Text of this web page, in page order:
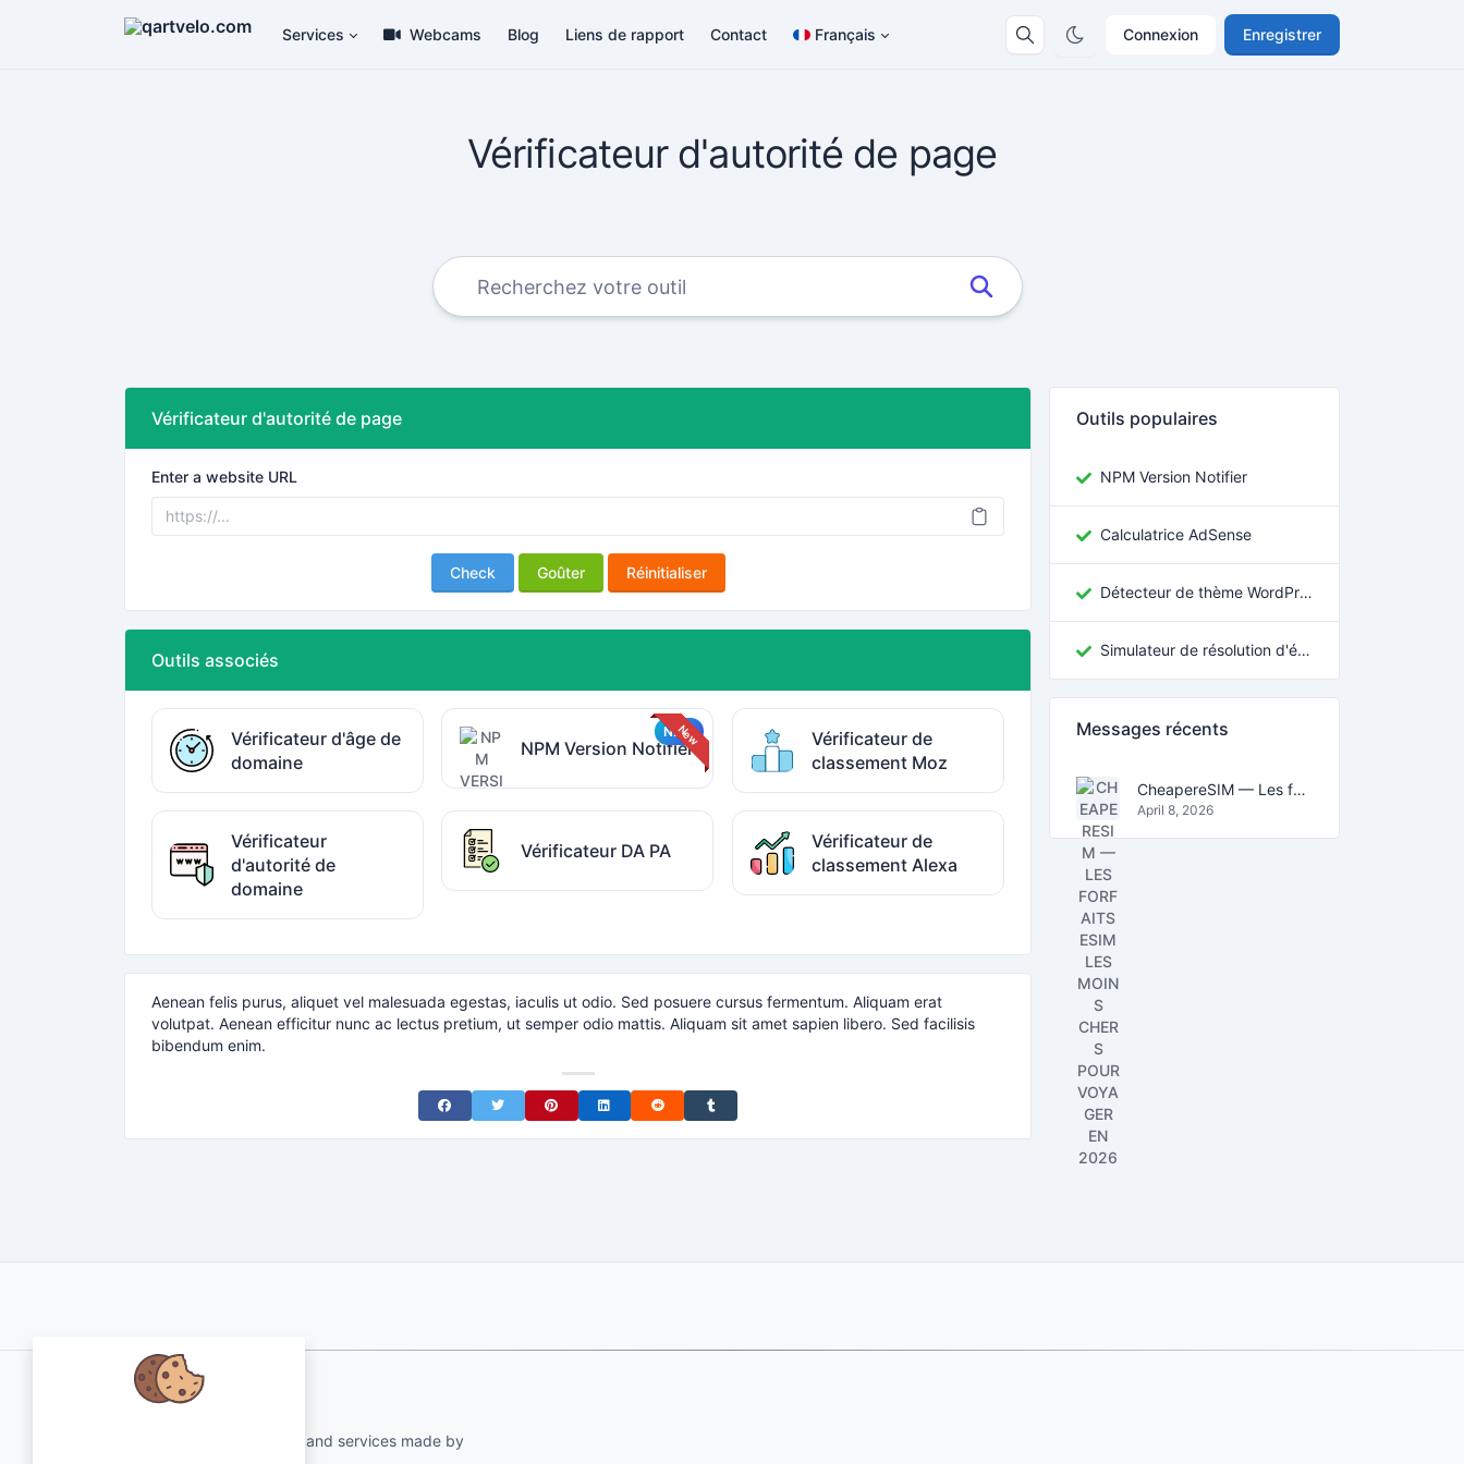
Connexion Enregistrer
Services Webcams Blog Liens de rapport Contact Français
Vérificateur d'autorité de page
Vérificateur d'autorité de page
Enter a website URL
Check Goûter Réinitialiser
Outils associés
Vérificateur d'âge de
domaine
NPM Version Notifier
Vérificateur de
classement Moz
Vérificateur
d'autorité de
domaine
Vérificateur DA PA
Vérificateur de
classement Alexa
Aenean felis purus, aliquet vel malesuada egestas, iaculis ut odio. Sed posuere cursus fermentum. Aliquam erat
volutpat. Aenean efficitur nunc ac lectus pretium, ut semper odio mattis. Aliquam sit amet sapien libero. Sed facilisis
bibendum enim.
Share on Facebook
Share on TwitterShare on Pinterest
Share on LinkedIn
Share on RedditShare on Tumblr
Outils populaires
NPM Version Notifier
Calculatrice AdSense
Détecteur de thème WordPress
Simulateur de résolution d'écran
Messages récents
CheapereSIM — Les forfaits eSIM les moins chers pour voyager en 2026
April 8, 2026
About Us
qartvelo.com free online tools and services made by